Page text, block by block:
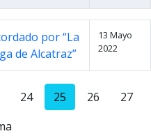
por “La
de Alcatraz”
13 Mayo
2022
24 25 26
27